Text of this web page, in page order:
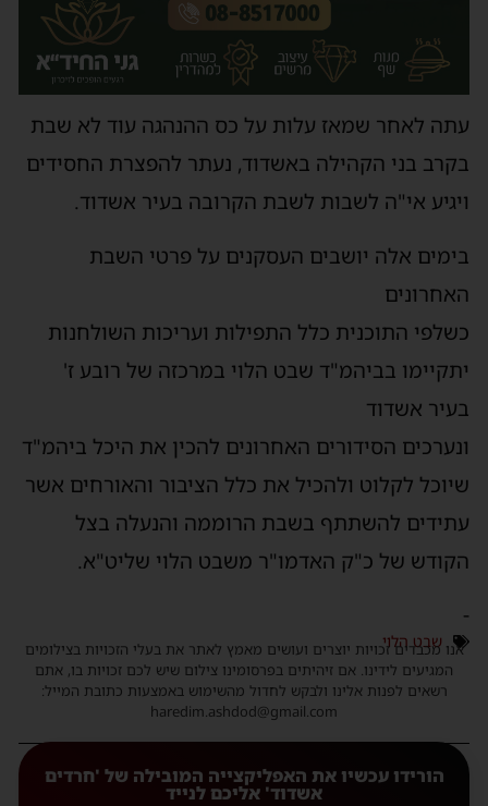
עתה לאחר שמאז עלות על כס ההנהגה עוד לא שבת
בקרב בני הקהילה באשדוד, נעתר להפצרת החסידים
ויגיע אי"ה לשבות לשבת הקרובה בעיר אשדוד.
בימים אלה יושבים העסקנים על פרטי השבת
האחרונים
כשלפי התוכנית כלל התפילות ועריכות השולחנות
יתקיימו בביהמ"ד שבט הלוי במרכזה של רובע ז'
בעיר אשדוד
ונערכים הסידורים האחרונים להכין את היכל ביהמ"ד
שיוכל לקלוט ולהכיל את כלל הציבור והאורחים אשר
עתידים להשתתף בשבת הרוממה והנעלה בצל
הקודש של כ"ק האדמו"ר משבט הלוי שליט"א.
-
שבט הלוי
אנו מכבדים זכויות יוצרים ועושים מאמץ לאתר את בעלי הזכויות בצילומים
המגיעים לידינו. אם זיהיתים בפרסומינו צילום שיש לכם זכויות בו, אתם
רשאים לפנות אלינו ולבקש לחדול מהשימוש באמצעות כתובת המייל:
haredim.ashdod@gmail.com
הורידו עכשיו את האפליקצייה המובילה של 'חרדים
אשדוד' אליכם לנייד